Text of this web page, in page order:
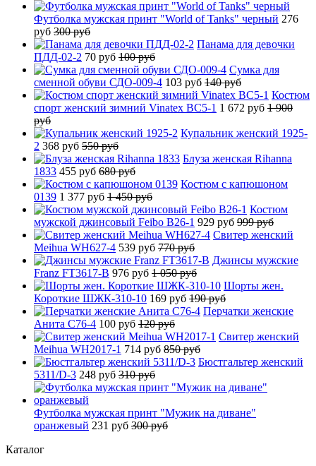
Футболка мужская принт "World of Tanks" черный 276
руб 300 руб
Панама для девочки
ПДД-02-2 70 руб 100 руб
Сумка для
сменной обуви СДО-009-4 103 руб 140 руб
Костюм
спорт женский зимний Vinatex BC5-1 1 672 руб 1 900
руб
Купальник женский 1925-
2 368 руб 550 руб
Блуза женская Rihanna
1833 455 руб 680 руб
Костюм с капюшоном
0139 1 377 руб 1 450 руб
Костюм
мужской джинсовый Feibo B26-1 929 руб 999 руб
Свитер женский
Meihua WH627-4 539 руб 770 руб
Джинсы мужские
Franz FT3617-B 976 руб 1 050 руб
Шорты жен.
Короткие ШЖК-310-10 169 руб 190 руб
Перчатки женские
Анита C76-4 100 руб 120 руб
Свитер женский
Meihua WH2017-1 714 руб 850 руб
Бюстгальтер женский
5311/D-3 248 руб 310 руб
Футболка мужская принт "Мужик на диване"
оранжевый 231 руб 300 руб
Каталог